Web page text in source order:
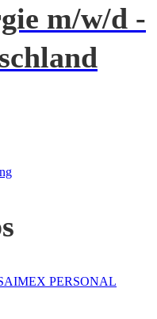
m/w/d -